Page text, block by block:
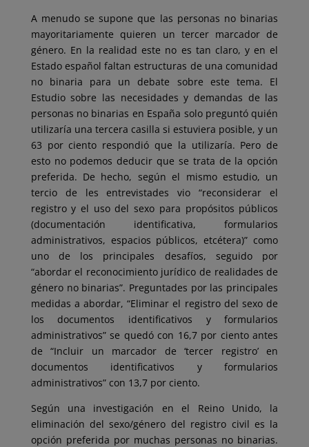
A menudo se supone que las personas no binarias
mayoritariamente quieren un tercer marcador de
género. En la realidad este no es tan claro, y en el
Estado español faltan estructuras de una comunidad
no binaria para un debate sobre este tema. El
Estudio sobre las necesidades y demandas de las
personas no binarias en España solo preguntó quién
utilizaría una tercera casilla si estuviera posible, y un
63 por ciento respondió que la utilizaría. Pero de
esto no podemos deducir que se trata de la opción
preferida. De hecho, según el mismo estudio, un
tercio de les entrevistades vio “reconsiderar el
registro y el uso del sexo para propósitos públicos
(documentación identificativa, formularios
administrativos, espacios públicos, etcétera)” como
uno de los principales desafíos, seguido por
“abordar el reconocimiento jurídico de realidades de
género no binarias”. Preguntades por las principales
medidas a abordar, “Eliminar el registro del sexo de
los documentos identificativos y formularios
administrativos” se quedó con 16,7 por ciento antes
de “Incluir un marcador de ‘tercer registro’ en
documentos identificativos y formularios
administrativos” con 13,7 por ciento.
Según una investigación en el Reino Unido, la
eliminación del sexo/género del registro civil es la
opción preferida por muchas personas no binarias.